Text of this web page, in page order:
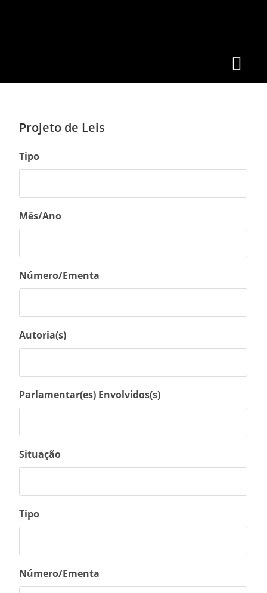
Projeto de Leis
Tipo
Mês/Ano
Número/Ementa
Autoria(s)
Parlamentar(es) Envolvidos(s)
Situação
Tipo
Número/Ementa